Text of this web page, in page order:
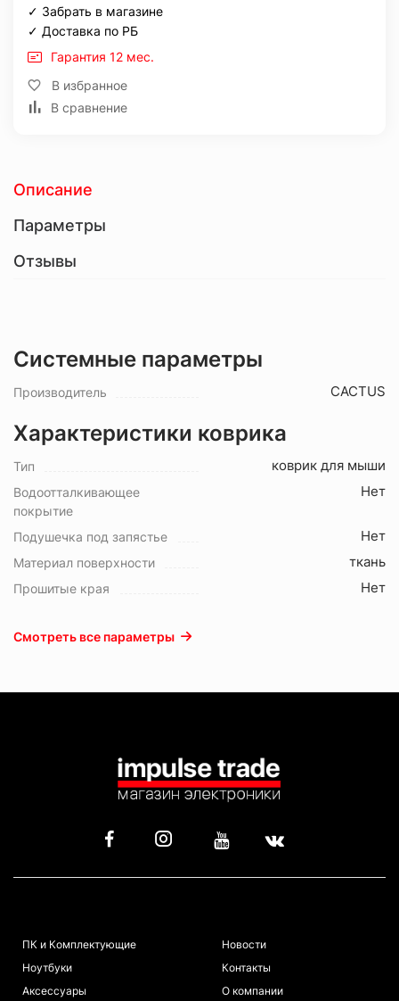
✓ Забрать в магазине
✓ Доставка по РБ
Гарантия 12 мес.
В избранное
В сравнение
Описание
Параметры
Отзывы
Системные параметры
Производитель CACTUS
Характеристики коврика
Тип коврик для мыши
Водоотталкивающее
покрытие
Нет
Подушечка под запястье Нет
Материал поверхности ткань
Прошитые края Нет
Смотреть все параметры
ПК и Комплектующие
Ноутбуки
Аксессуары
Новости
Контакты
О компании